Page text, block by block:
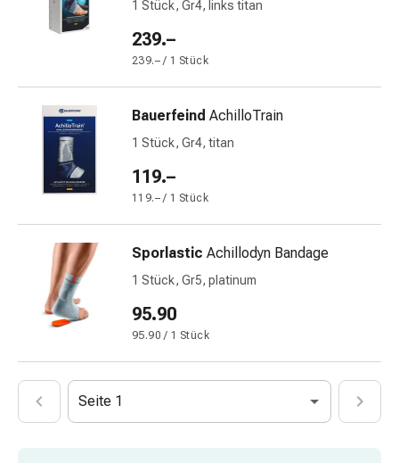
Zeckenpinzette
Anti-
Wurmmittel
Rezeptpflichtige
Arzneimittel
Arzneimittel
Vaginalbeschwerden
Menstruation
Scheideninfektion
Vaginalgesundheit
Vitamine
&
Mineralstoffe
1 Stück, Gr4, links titan
239.–
239.– / 1 Stück
Bauerfeind AchilloTrain
1 Stück, Gr4, titan
119.–
119.– / 1 Stück
Sporlastic Achillodyn Bandage
1 Stück, Gr5, platinum
95.90
95.90 / 1 Stück
Seite 1